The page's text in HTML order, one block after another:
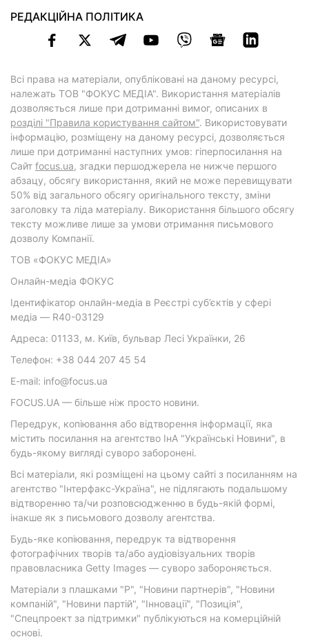
РЕДАКЦІЙНА ПОЛІТИКА
Всі права на матеріали, опубліковані на даному ресурсі,
належать ТОВ "ФОКУС МЕДІА". Використання матеріалів
дозволяється лише при дотриманні вимог, описаних в
розділі "Правила користування сайтом". Використовувати
інформацію, розміщену на даному ресурсі, дозволяється
лише при дотриманні наступних умов: гіперпосилання на
Cайт focus.ua, згадки першоджерела не нижче першого
абзацу, обсягу використання, який не може перевищувати
50% від загального обсягу оригінального тексту, зміни
заголовку та ліда матеріалу. Використання більшого обсягу
тексту можливе лише за умови отримання письмового
дозволу Компанії.
ТОВ «ФОКУС МЕДІА»
Онлайн-медіа ФОКУС
Ідентифікатор онлайн-медіа в Реєстрі суб’єктів у сфері
медіа — R40-03129
Адреса: 01133, м. Київ, бульвар Лесі Українки, 26
Телефон: +38 044 207 45 54
E-mail: info@focus.ua
FOCUS.UA — більше ніж просто новини.
Передрук, копіювання або відтворення інформації, яка
містить посилання на агентство ІнА "Українські Новини", в
будь-якому вигляді суворо заборонені.
Всі матеріали, які розміщені на цьому сайті з посиланням на
агентство "Інтерфакс-Україна", не підлягають подальшому
відтворенню та/чи розповсюдженню в будь-якій формі,
інакше як з письмового дозволу агентства.
Будь-яке копіювання, передрук та відтворення
фотографічних творів та/або аудіовізуальних творів
правовласника Getty Images — суворо забороняється.
Матеріали з плашками "Р", "Новини партнерів", "Новини
компаній", "Новини партій", "Інновації", "Позиція",
"Спецпроект за підтримки" публікуються на комерційній
основі.